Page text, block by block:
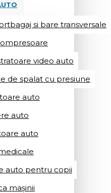
si bare transversale
video auto
de spalat cu presiune
auto
auto
auto
auto pentru copii
mașinii